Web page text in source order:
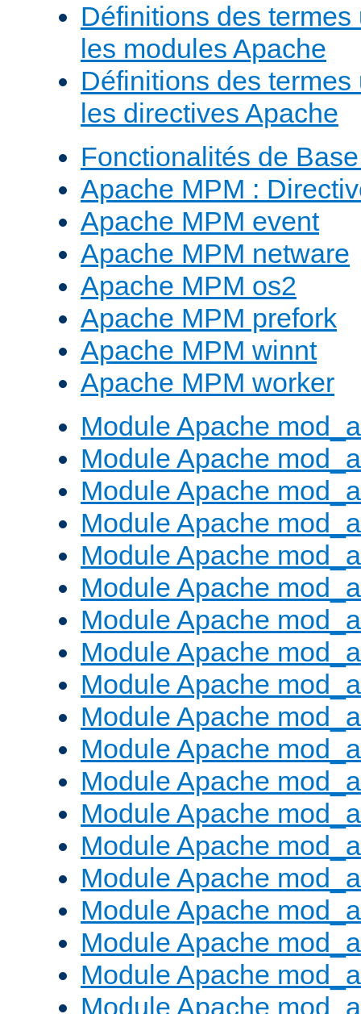
Définitions des
les modules Apache
Définitions des
les directives Apache
Fonctionalités de
Apache MPM :
Apache MPM event
Apache MPM netware
Apache MPM os2
Apache MPM prefork
Apache MPM winnt
Apache MPM worker
Module Apache
Module Apache
Module Apache
Module Apache
Module Apache
Module Apache
Module Apache
Module Apache
Module Apache
Module Apache
Module Apache
Module Apache
Module Apache
Module Apache
Module Apache
Module Apache
Module Apache
Module Apache
Module Apache